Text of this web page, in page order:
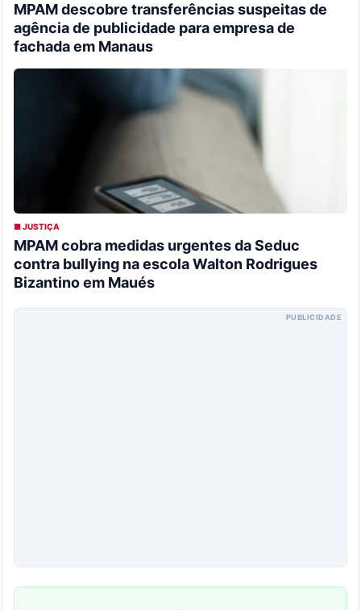
MPAM descobre transferências suspeitas de
agência de publicidade para empresa de
fachada em Manaus
■ JUSTIÇA
MPAM cobra medidas urgentes da Seduc
contra bullying na escola Walton Rodrigues
Bizantino em Maués
PUBLICIDADE